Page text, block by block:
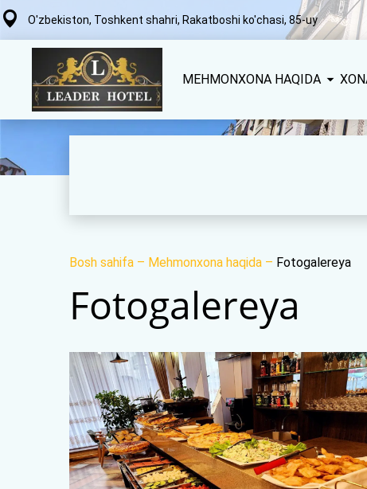
O'zbekiston, Toshkent shahri, Rakatboshi ko'chasi, 85-uy
MEHMONXONA HAQIDA
Bosh sahifa – Mehmonxona haqida – Fotogalereya
Fotogalereya